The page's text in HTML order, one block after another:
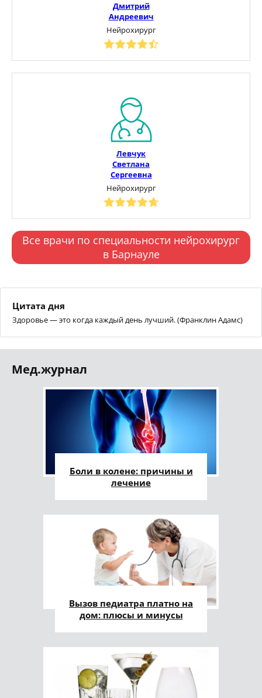
Дмитрий
Андреевич
Нейрохирург
Левчук
Светлана
Сергеевна
Нейрохирург
Все врачи по специальности нейрохирург
в Барнауле
Цитата дня
Здоровье — это когда каждый день лучший. (Франклин Адамс)
Мед.журнал
Боли в колене: причины и
лечение
Вызов педиатра платно на
дом: плюсы и минусы